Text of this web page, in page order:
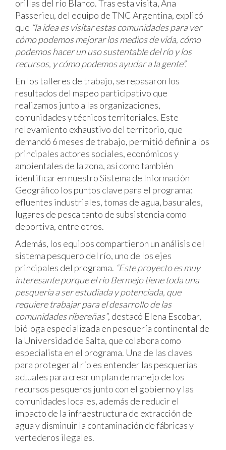
orillas del río Blanco. Tras esta visita, Ana
Passerieu, del equipo de TNC Argentina, explicó
que “la idea es visitar estas comunidades para ver
cómo podemos mejorar los medios de vida, cómo
podemos hacer un uso sustentable del río y los
recursos, y cómo podemos ayudar a la gente”.
En los talleres de trabajo, se repasaron los
resultados del mapeo participativo que
realizamos junto a las organizaciones,
comunidades y técnicos territoriales. Este
relevamiento exhaustivo del territorio, que
demandó 6 meses de trabajo, permitió definir a los
principales actores sociales, económicos y
ambientales de la zona, así como también
identificar en nuestro Sistema de Información
Geográfico los puntos clave para el programa:
efluentes industriales, tomas de agua, basurales,
lugares de pesca tanto de subsistencia como
deportiva, entre otros.
Además, los equipos compartieron un análisis del
sistema pesquero del río, uno de los ejes
principales del programa. “Este proyecto es muy
interesante porque el río Bermejo tiene toda una
pesquería a ser estudiada y potenciada, que
requiere trabajar para el desarrollo de las
comunidades ribereñas”, destacó Elena Escobar,
bióloga especializada en pesquería continental de
la Universidad de Salta, que colabora como
especialista en el programa. Una de las claves
para proteger al río es entender las pesquerías
actuales para crear un plan de manejo de los
recursos pesqueros junto con el gobierno y las
comunidades locales, además de reducir el
impacto de la infraestructura de extracción de
agua y disminuir la contaminación de fábricas y
vertederos ilegales.